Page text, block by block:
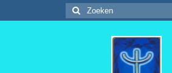
Zoeken
naar: